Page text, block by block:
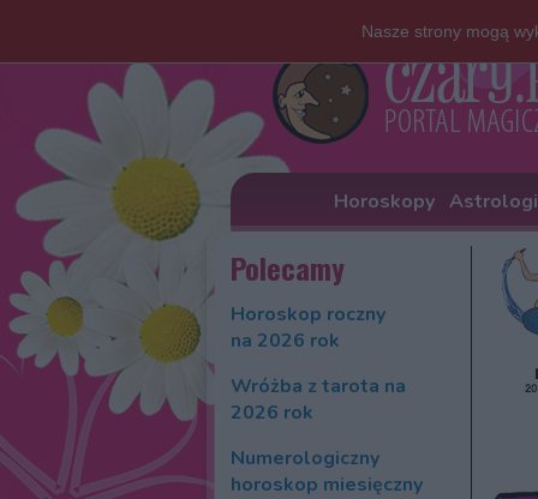
Horoskopy
Polecamy
Horoskop roczny
na 2026 rok
Wróżba z tarota na
2026 rok
Numerologiczny
horoskop miesięczny
Nasze strony mogą